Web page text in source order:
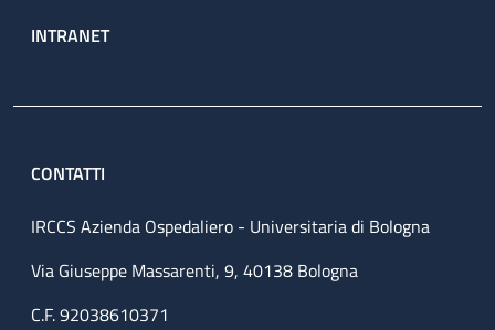
INTRANET
CONTATTI
IRCCS Azienda Ospedaliero - Universitaria di Bologna
Via Giuseppe Massarenti, 9, 40138 Bologna
C.F. 92038610371